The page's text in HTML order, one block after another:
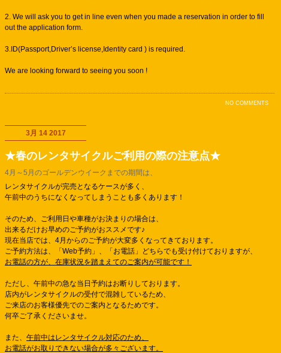
2. We will ask you to get in line even when you made a reservation in order to fill
out the application form.
3.ID(Passport,Driver’s license,Identity card ) is required.
We are looking forward to seeing you soon !
NO COMMENTS
3月 14 2017
★春のレンタサイクルご利用の際の注意点★
4月～5月のゴールデンウイークまでの期間は、
レンタサイクルが完売となるケースが多く、
午前中のうちになくなってしまうことも多くあります！
そのため、ご利用日や車種がお決まりの場合は、
出来るだけお早めのご予約がおススメです♪
現在当店では、4月からのご予約が大変多くなってきております。
ご予約方法は、「Web予約」、「お電話」どちらでも受け付けておりますが、
お電話の方が、在庫状況を踏まえてのご案内が可能です！
ただし、午前中の急な当日予約はお断りしております。
店内がレンタサイクルの受付で混雑しているため、
ご来店のお客様優先でのご案内となるためです。
何卒ご了承くださいませ。
また、 午前中はレンタサイクル対応のため、
お電話がお取りできない場合が多々ございます。